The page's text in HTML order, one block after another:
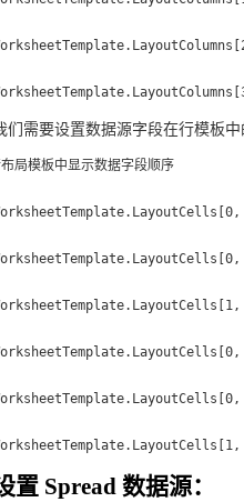
们需要设置数据源字段在行模板中
局模板中显示数据字段顺序
置 Spread 数据源：